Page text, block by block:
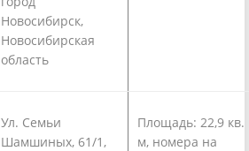
Новосибирск,
Новосибирская
область
Ул. Семьи
Шамшиных, 61/1,
Площадь: 22,9 кв.
м, номера на